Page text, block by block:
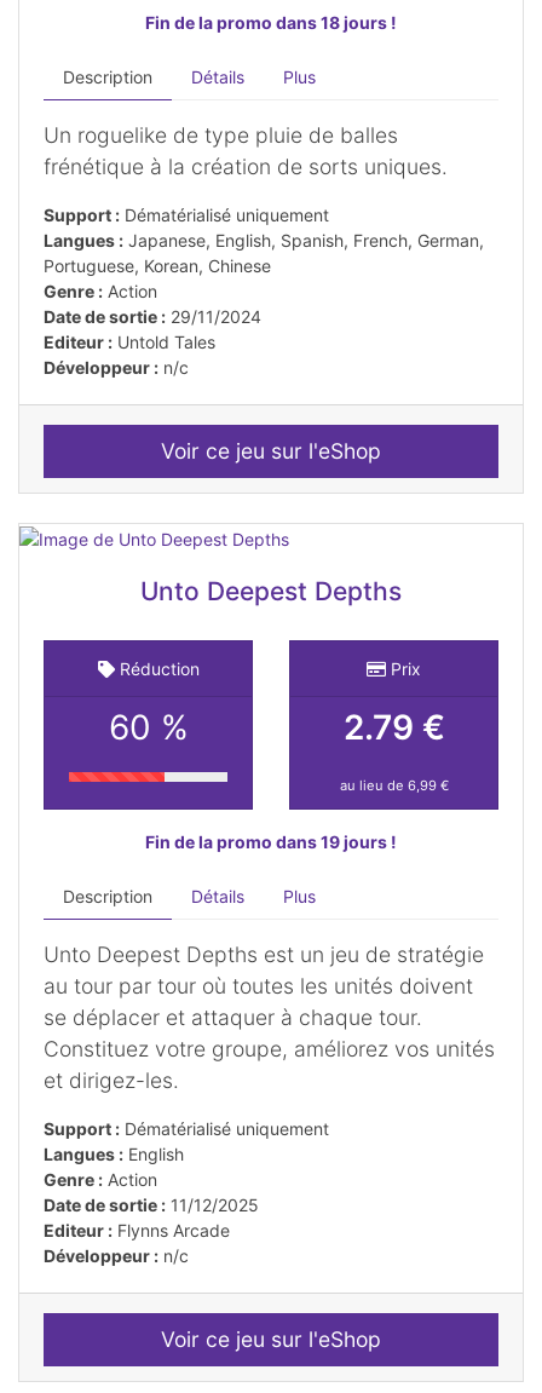
Fin de la promo dans 18 jours !
Description Détails Plus
Un roguelike de type pluie de balles
frénétique à la création de sorts uniques.
Support : Dématérialisé uniquement
Langues : Japanese, English, Spanish, French, German,
Portuguese, Korean, Chinese
Genre : Action
Date de sortie : 29/11/2024
Editeur : Untold Tales
Développeur : n/c
Voir ce jeu sur l'eShop
Unto Deepest Depths
Réduction
60 %
Prix
2.79 €
au lieu de 6,99 €
Fin de la promo dans 19 jours !
Description Détails Plus
Unto Deepest Depths est un jeu de stratégie
au tour par tour où toutes les unités doivent
se déplacer et attaquer à chaque tour.
Constituez votre groupe, améliorez vos unités
et dirigez-les.
Support : Dématérialisé uniquement
Langues : English
Genre : Action
Date de sortie : 11/12/2025
Editeur : Flynns Arcade
Développeur : n/c
Voir ce jeu sur l'eShop